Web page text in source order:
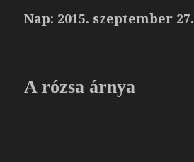
Nap: 2015. szeptember 27.
A rózsa árnya